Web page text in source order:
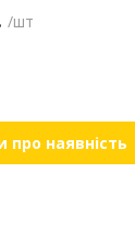
/шт
про наявність